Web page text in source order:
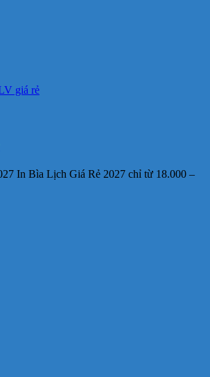
In Bìa Lịch Giá Rẻ 2027 chỉ từ 18.000 –